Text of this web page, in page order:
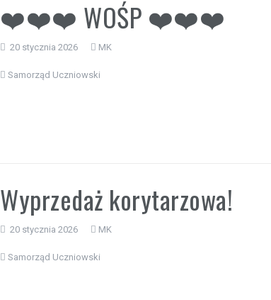
❤️❤️❤️ WOŚP ❤️❤️❤️
20 stycznia 2026 MK
Samorząd Uczniowski
Wyprzedaż korytarzowa!
20 stycznia 2026 MK
Samorząd Uczniowski